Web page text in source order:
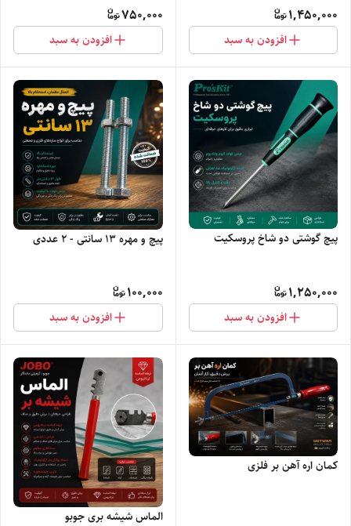
1,450,000
افزودن به سبد
750,000
افزودن به سبد
پیچ گوشتی دو شاخ پروسکیت
1,250,000
افزودن به سبد
پیچ و مهره ۱۳ سانتی - ۲ عددی
100,000
افزودن به سبد
کمان اره آهن بر فلزی
الماس شیشه بری جوبو